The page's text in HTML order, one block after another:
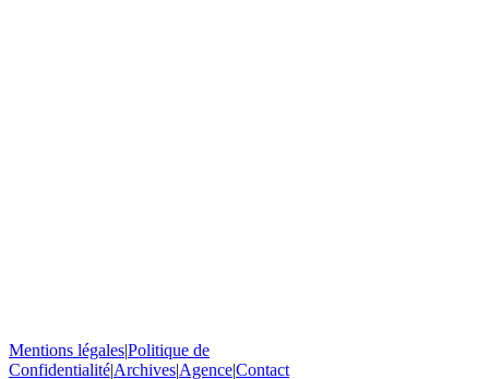
Mentions légales|Politique de
Confidentialité|Archives|Agence|Contact